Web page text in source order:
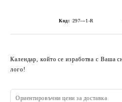
Код: 297---1-R
Календар, който се изработва с Ваша
лого!
Ориентировъчни цени за доставка